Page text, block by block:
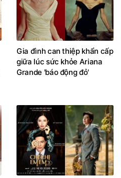
Gia đình can thiệp khẩn cấp
giữa lúc sức khỏe Ariana
Grande 'báo động đỏ'